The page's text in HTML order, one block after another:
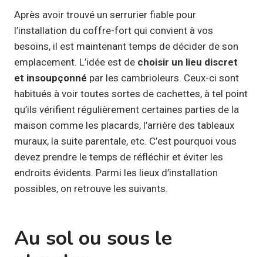
Après avoir trouvé un serrurier fiable pour
l’installation du coffre-fort qui convient à vos
besoins, il est maintenant temps de décider de son
emplacement. L’idée est de choisir un lieu discret
et insoupçonné par les cambrioleurs. Ceux-ci sont
habitués à voir toutes sortes de cachettes, à tel point
qu’ils vérifient régulièrement certaines parties de la
maison comme les placards, l’arrière des tableaux
muraux, la suite parentale, etc. C’est pourquoi vous
devez prendre le temps de réfléchir et éviter les
endroits évidents. Parmi les lieux d’installation
possibles, on retrouve les suivants.
Au sol ou sous le